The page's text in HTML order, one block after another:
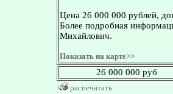
Цена 26 000 000 рублей,
Более подробная
Михайлович.
Показать на карте>>
26 000 000 руб
распечатать